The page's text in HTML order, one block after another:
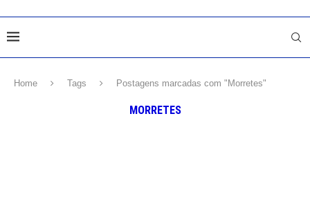
Home Tags Postagens marcadas com "Morretes"
MORRETES